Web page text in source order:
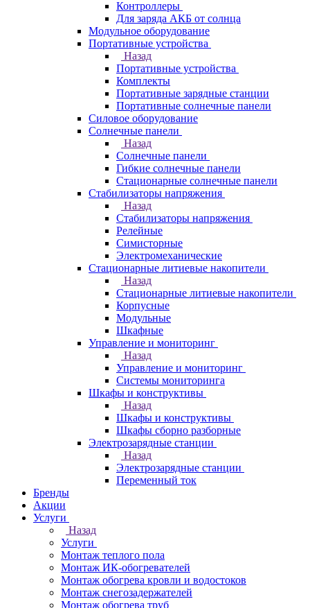
Контроллеры
Для заряда АКБ от солнца
Модульное оборудование
Портативные устройства
Назад
Портативные устройства
Комплекты
Портативные зарядные станции
Портативные солнечные панели
Силовое оборудование
Солнечные панели
Назад
Солнечные панели
Гибкие солнечные панели
Стационарные солнечные панели
Стабилизаторы напряжения
Назад
Стабилизаторы напряжения
Релейные
Симисторные
Электромеханические
Стационарные литиевые накопители
Назад
Стационарные литиевые накопители
Корпусные
Модульные
Шкафные
Управление и мониторинг
Назад
Управление и мониторинг
Системы мониторинга
Шкафы и конструктивы
Назад
Шкафы и конструктивы
Шкафы сборно разборные
Электрозарядные станции
Назад
Электрозарядные станции
Переменный ток
Бренды
Акции
Услуги
Назад
Услуги
Монтаж теплого пола
Монтаж ИК-обогревателей
Монтаж обогрева кровли и водостоков
Монтаж снегозадержателей
Монтаж обогрева труб